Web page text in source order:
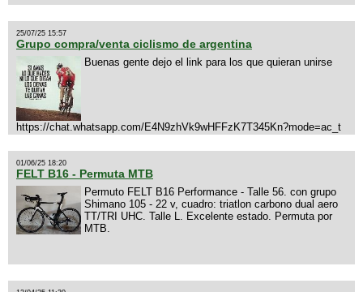
25/07/25 15:57
Grupo compra/venta ciclismo de argentina
Buenas gente dejo el link para los que quieran unirse
https://chat.whatsapp.com/E4N9zhVk9wHFFzK7T345Kn?mode=ac_t
01/06/25 18:20
FELT B16 - Permuta MTB
Permuto FELT B16 Performance - Talle 56. con grupo
Shimano 105 - 22 v, cuadro: triatlon carbono dual aero
TT/TRI UHC. Talle L. Excelente estado. Permuta por
MTB.